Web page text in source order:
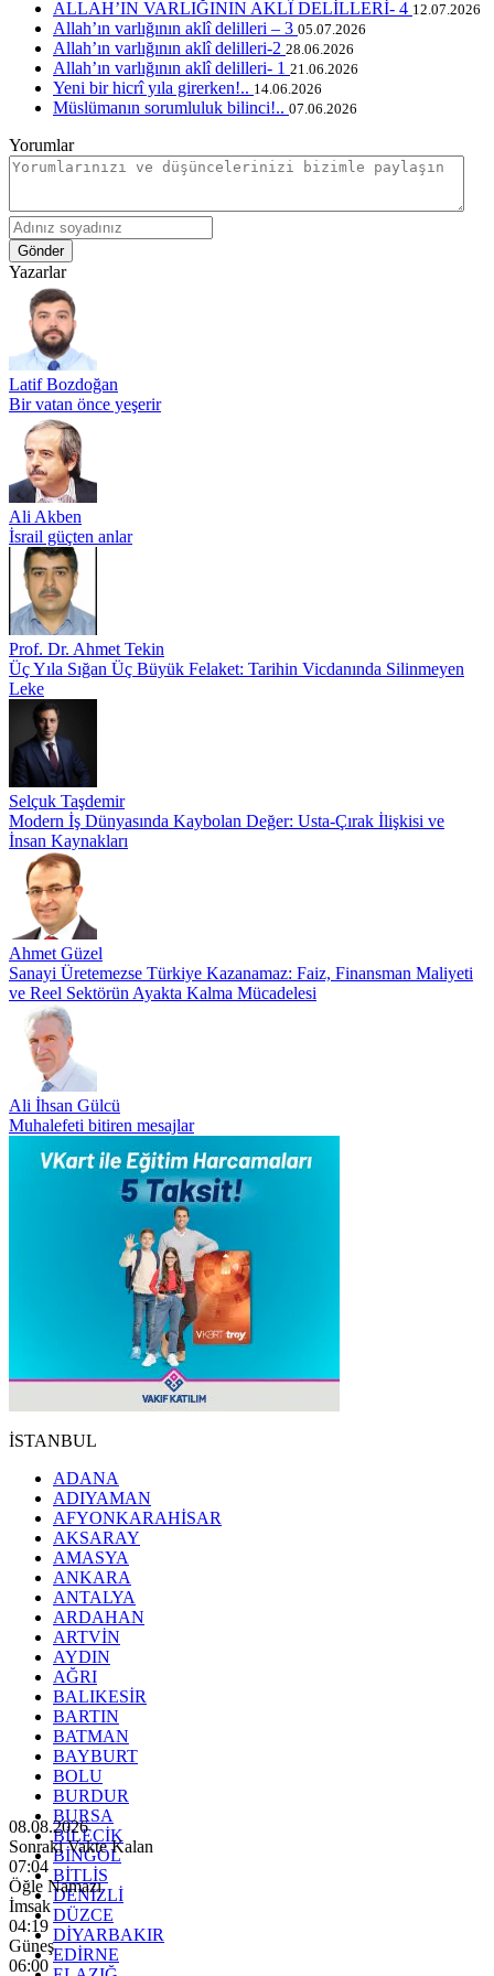
ALLAH’IN VARLIĞININ AKLÎ DELİLLERİ- 4 12.07.2026
Allah’ın varlığının aklî delilleri – 3 05.07.2026
Allah’ın varlığının aklî delilleri-2 28.06.2026
Allah’ın varlığının aklî delilleri- 1 21.06.2026
Yeni bir hicrî yıla girerken!.. 14.06.2026
Müslümanın sorumluluk bilinci!.. 07.06.2026
Yorumlar
Gönder
Yazarlar
Latif Bozdoğan
Bir vatan önce yeşerir
Ali Akben
İsrail güçten anlar
Prof. Dr. Ahmet Tekin
Üç Yıla Sığan Üç Büyük Felaket: Tarihin Vicdanında Silinmeyen
Leke
Selçuk Taşdemir
Modern İş Dünyasında Kaybolan Değer: Usta-Çırak İlişkisi ve
İnsan Kaynakları
Ahmet Güzel
Sanayi Üretemezse Türkiye Kazanamaz: Faiz, Finansman Maliyeti
ve Reel Sektörün Ayakta Kalma Mücadelesi
Ali İhsan Gülcü
Muhalefeti bitiren mesajlar
İSTANBUL
ADANA
ADIYAMAN
AFYONKARAHİSAR
AKSARAY
AMASYA
ANKARA
ANTALYA
ARDAHAN
ARTVİN
AYDIN
AĞRI
BALIKESİR
BARTIN
BATMAN
BAYBURT
BOLU
BURDUR
BURSA
BİLECİK
BİNGÖL
BİTLİS
DENİZLİ
DÜZCE
DİYARBAKIR
EDİRNE
08.08.2026
Sonraki Vakte Kalan
07:03
Öğle Namazı
İmsak
04:19
Güneş
06:00